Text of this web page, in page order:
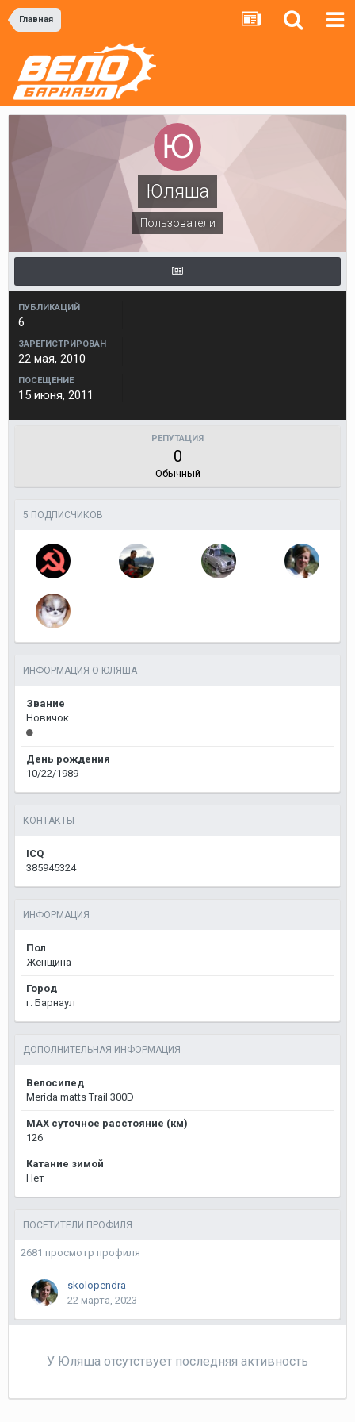
Главная
Юляша
Пользователи
ПУБЛИКАЦИЙ
6
ЗАРЕГИСТРИРОВАН
22 мая, 2010
ПОСЕЩЕНИЕ
15 июня, 2011
РЕПУТАЦИЯ
0
Обычный
5 ПОДПИСЧИКОВ
ИНФОРМАЦИЯ О ЮЛЯША
Звание
Новичок
День рождения
10/22/1989
КОНТАКТЫ
ICQ
385945324
ИНФОРМАЦИЯ
Пол
Женщина
Город
г. Барнаул
ДОПОЛНИТЕЛЬНАЯ ИНФОРМАЦИЯ
Велосипед
Merida matts Trail 300D
MAX суточное расстояние (км)
126
Катание зимой
Нет
ПОСЕТИТЕЛИ ПРОФИЛЯ
2681 просмотр профиля
skolopendra
22 марта, 2023
У Юляша отсутствует последняя активность